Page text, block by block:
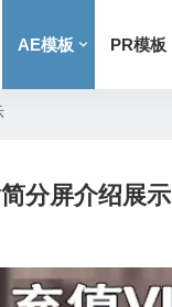
AE模板 PR模板
分屏介绍展示